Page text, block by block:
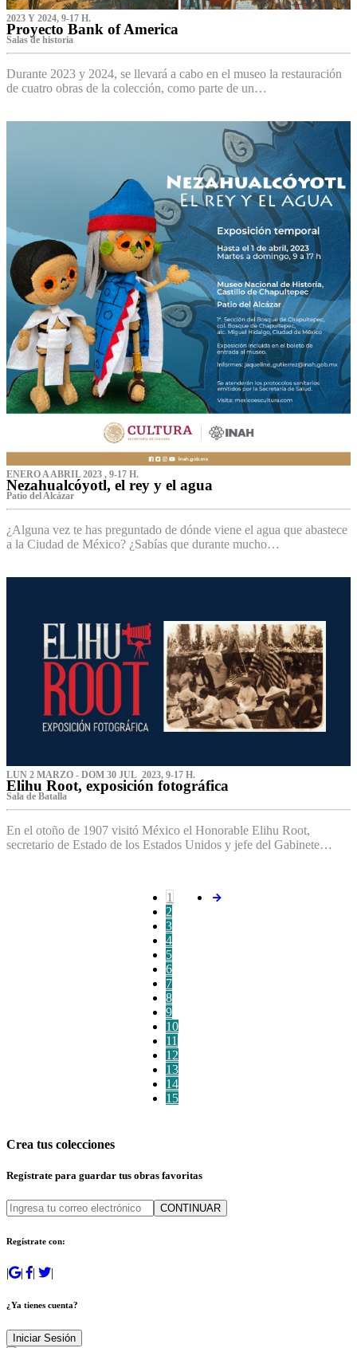
2023 Y 2024, 9-17 H.
Proyecto Bank of America
S‌alas de historia
Durante 2023 y 2024, se llevará a cabo en el museo la restauración
de cuatro obras de la colección, como parte de un…
ENERO A ABRIL 2023 , 9-17 H.
Nezahualcóyotl, el rey y el agua
Patio del Alcázar
¿Alguna vez te has preguntado de dónde viene el agua que abastece
a la Ciudad de México? ¿Sabías que durante mucho…
LUN 2 MARZO - DOM 30 JUL 2023, 9-17 H.
Elihu Root, exposición fotográfica
Sala de Batalla
En el otoño de 1907 visitó México el Honorable Elihu Root,
secretario de Estado de los Estados Unidos y jefe del Gabinete…
1
2
3
4
5
6
7
8
9
10
11
12
13
14
15
Crea tus colecciones
Regístrate para guardar tus obras favoritas
CONTINUAR
Regístrate con:
| | | |
¿Ya tienes cuenta?
Iniciar Sesión